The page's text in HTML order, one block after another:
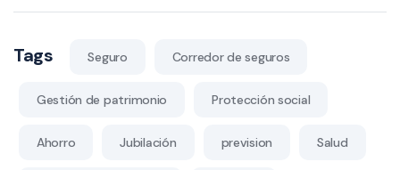
Tags Seguro Corredor de seguros
Gestión de patrimonio Protección social
Ahorro Jubilación prevision Salud